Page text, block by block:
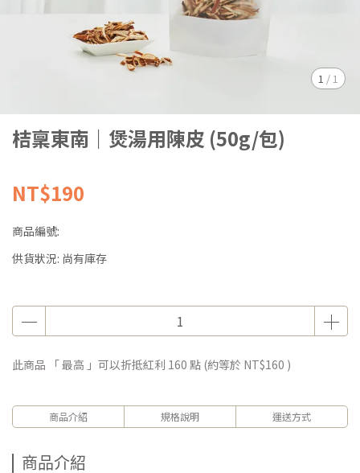
1 / 1
桔稟東南｜煲湯用陳皮 (50g/包)
NT$190
商品編號:
供貨狀況: 尚有庫存
此商品 「 最高 」可以折抵紅利 160 點 (約等於 NT$160 )
商品介紹 規格說明 運送方式
商品介紹